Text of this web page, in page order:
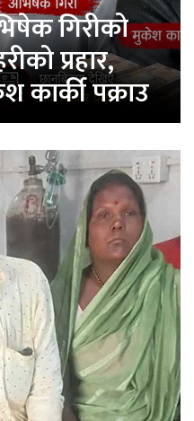
गिरीको
प्रहार,
कार्की पक्राउ